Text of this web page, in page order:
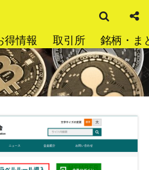
得情報 取引所 銘柄・ま
索